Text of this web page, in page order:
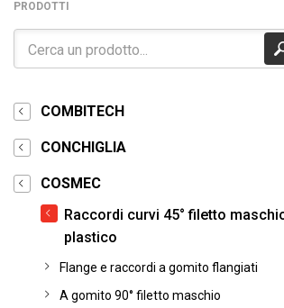
PRODOTTI
COMBITECH
CONCHIGLIA
COSMEC
Raccordi curvi 45° filetto
plastico
Flange e raccordi a gomito flangiati
A gomito 90° filetto maschio